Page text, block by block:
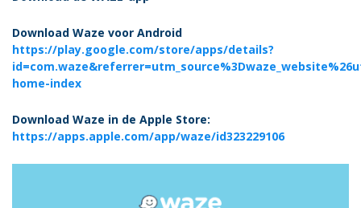
Download Waze voor Android
https://play.google.com/store/apps/details?
home-index
Download Waze in de Apple Store:
https://apps.apple.com/app/waze/id323229106